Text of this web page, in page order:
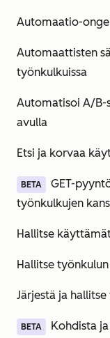
Automaatio-
Automaattisten
työnkulkuissa
Automatisoi A/B-
avulla
Etsi ja korvaa
BETA
GET-
työnkulkujen
Hallitse
Hallitse
Järjestä ja
BETA
Kohdista